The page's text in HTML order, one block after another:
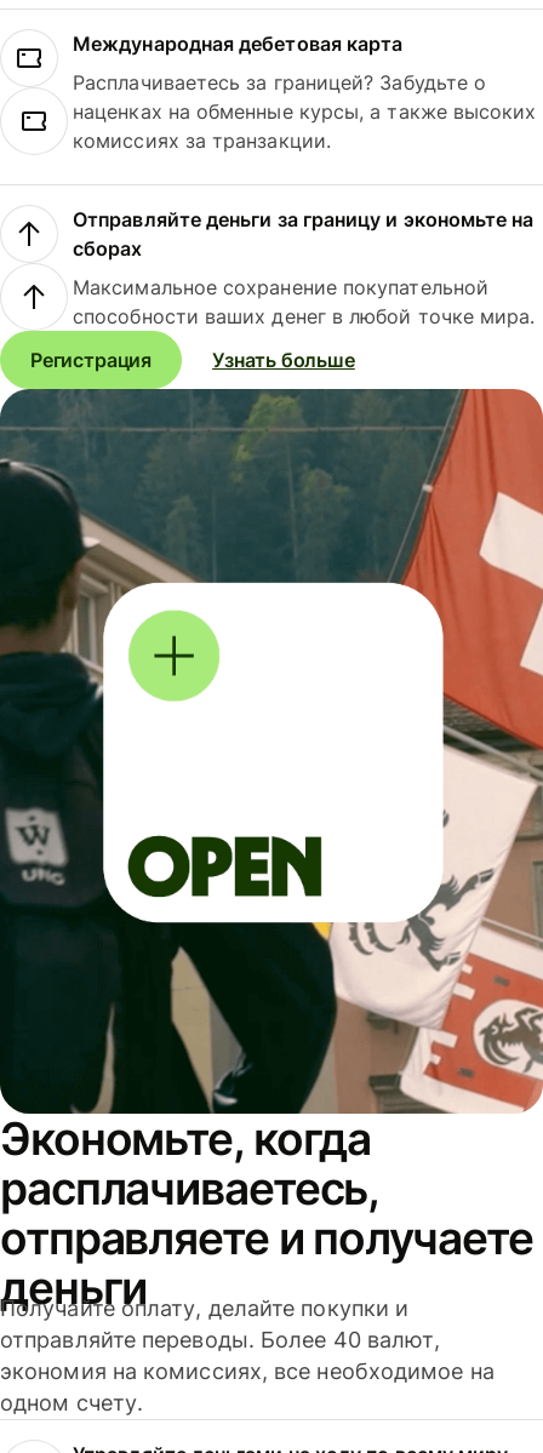
Международная дебетовая карта
Расплачиваетесь за границей? Забудьте о
наценках на обменные курсы, а также высоких
комиссиях за транзакции.
Отправляйте деньги за границу и экономьте на
сборах
Максимальное сохранение покупательной
способности ваших денег в любой точке мира.
Регистрация
Узнать больше
Экономьте, когда
расплачиваетесь,
отправляете и получаете
деньги
Получайте оплату, делайте покупки и
отправляйте переводы. Более 40 валют,
экономия на комиссиях, все необходимое на
одном счету.